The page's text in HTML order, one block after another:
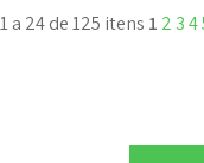
1 a 24 de 125 itens 1 2 34